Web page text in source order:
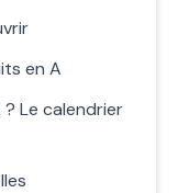
en A
Le calendrier